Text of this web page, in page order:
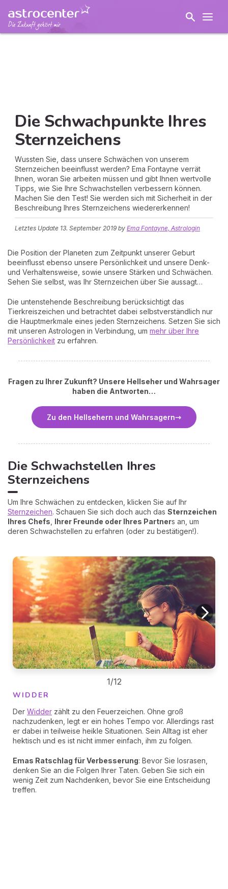
Die Schwachpunkte Ihres
Sternzeichens
Wussten Sie, dass unsere Schwächen von unserem
Sternzeichen beeinflusst werden? Ema Fontayne verrät
Ihnen, woran Sie arbeiten müssen und gibt Ihnen wertvolle
Tipps, wie Sie Ihre Schwachstellen verbessern können.
Machen Sie den Test! Sie werden sich mit Sicherheit in der
Beschreibung Ihres Sternzeichens wiedererkennen!
Letztes Update 13. September 2019 by Ema Fontayne, Astrologin
Die Position der Planeten zum Zeitpunkt unserer Geburt
beeinflusst ebenso unsere Persönlichkeit und unsere Denk-
und Verhaltensweise, sowie unsere Stärken und Schwächen.
Sehen Sie selbst, was Ihr Sternzeichen über Sie aussagt…
Die untenstehende Beschreibung berücksichtigt das
Tierkreiszeichen und betrachtet dabei selbstverständlich nur
die Hauptmerkmale eines jeden Sternzeichens. Setzen Sie sich
mit unseren Astrologen in Verbindung, um mehr über Ihre
Persönlichkeit zu erfahren.
Fragen zu Ihrer Zukunft? Unsere Hellseher und Wahrsager
haben die Antworten…
Zu den Hellsehern und Wahrsagern
Die Schwachstellen Ihres
Sternzeichens
Um Ihre Schwächen zu entdecken, klicken Sie auf Ihr
Sternzeichen. Schauen Sie sich doch auch das Sternzeichen
Ihres Chefs Ihrer Freunde oder Ihres Partners an, um
deren Schwachstellen zu erfahren (oder zu bestätigen!).
WIDDER
Der Widder zählt zu den Feuerzeichen. Ohne groß
nachzudenken, legt er ein hohes Tempo vor. Allerdings rast
er dabei in teilweise heikle Situationen. Sein Alltag ist eher
hektisch und es ist nicht immer einfach, ihm zu folgen.
Emas Ratschlag für Verbesserung: Bevor Sie losrasen,
denken Sie an die Folgen Ihrer Taten. Geben Sie sich ein
wenig Zeit zum Nachdenken, bevor Sie eine Entscheidung
treffen.
1/12